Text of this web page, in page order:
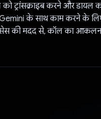
करने और डायल
के साथ काम करने के लिए,
प्रोसेस की मदद से, कॉल का